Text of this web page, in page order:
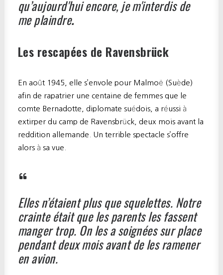
qu’aujourd'hui encore, je m'interdis de
me plaindre.
Les rescapées de Ravensbrück
En août 1945, elle s’envole pour Malmoë (Suède)
afin de rapatrier une centaine de femmes que le
comte Bernadotte, diplomate suédois, a réussi à
extirper du camp de Ravensbrück, deux mois avant la
reddition allemande. Un terrible spectacle s’offre
alors à sa vue.
Elles n’étaient plus que squelettes. Notre
crainte était que les parents les fassent
manger trop. On les a soignées sur place
pendant deux mois avant de les ramener
en avion.